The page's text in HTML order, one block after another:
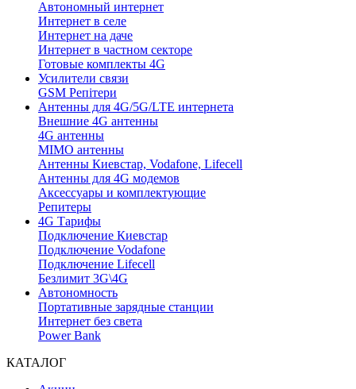
Автономный интернет
Интернет в селе
Интернет на даче
Интернет в частном секторе
Готовые комплекты 4G
Усилители связи
GSM Репітери
Антенны для 4G/5G/LTE интернета
Внешние 4G антенны
4G антенны
MIMO антенны
Антенны Киевстар, Vodafone, Lifecell
Антенны для 4G модемов
Аксессуары и комплектующие
Репитеры
4G Тарифы
Подключение Киевстар
Подключение Vodafone
Подключение Lifecell
Безлимит 3G\4G
Автономность
Портативные зарядные станции
Интернет без света
Power Bank
КАТАЛОГ